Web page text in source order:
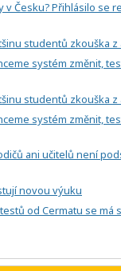
Česku? Přihlásilo se
studentů zkouška
systém změnit,
studentů zkouška
systém změnit,
ani učitelů není
novou výuku
od Cermatu se